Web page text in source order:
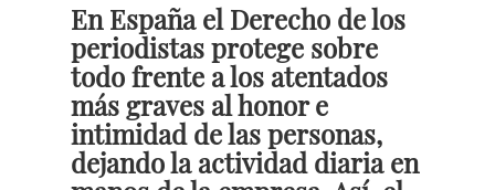
En España el Derecho de los
periodistas protege sobre
todo frente a los atentados
más graves al honor e
intimidad de las personas,
dejando la actividad diaria en